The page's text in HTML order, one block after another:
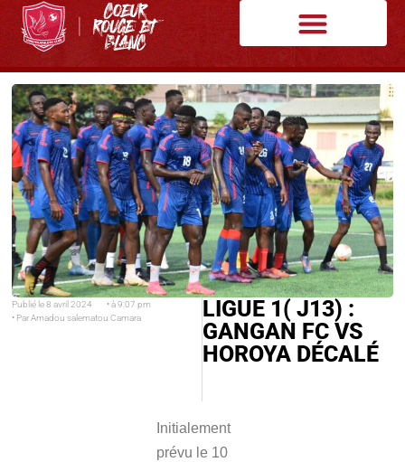
Publié le 8 avril 2024 • à 9:07 pm
• ParAmadou salematou Camara
LIGUE 1( J13) :
GANGAN FC VS
HOROYA DÉCALÉ
Initialement
prévu le 10